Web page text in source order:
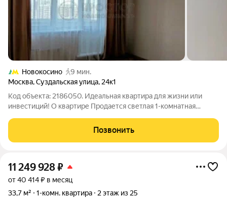
Новокосино
9 мин.
Москва,Суздальская улица, 24к1
Код объекта: 2186050. Идеальная квартира для жизни или
инвестиций! О квартире Продается светлая 1-комнатная
Выполнен косметический
Позвонить
11 249 928₽
от 40 414 ₽ в месяц
33,7 м²
1-комн. квартира 2 этаж из 25